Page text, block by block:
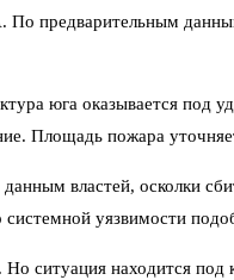
предварительным
юга оказывается
Площадь пожара
властей, осколки
уязвимости
ситуация находится